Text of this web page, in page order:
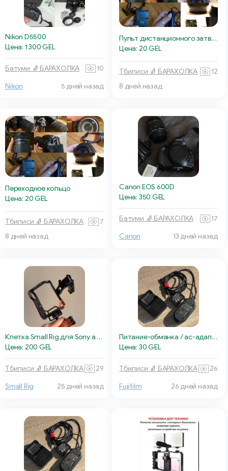
Nikon D5500
Цена: 1 300 GEL
Батуми 🧦 БАРАХОЛКА 10
Nikon 5 дней назад
Пульт дистанционного затвора
Цена: 20 GEL
Тбилиси 🧦 БАРАХОЛКА
12
8 дней назад
Переходное кольцо
Цена: 20 GEL
Тбилиси 🧦 БАРАХОЛКА
7
8 дней назад
Canon EOS 600D
Цена: 350 GEL
Батуми 🧦 БАРАХОЛКА 17
Canon 13 дней назад
Клетка Small Rig для Sony a 7 III
Цена: 200 GEL
Тбилиси 🧦 БАРАХОЛКА 29
Small Rig 25 дней назад
Питание-обманка / ac-адаптер для Fujifilm X-T1 X-T2
Цена: 30 GEL
Тбилиси 🧦 БАРАХОЛКА 26
Fujifilm 26 дней назад